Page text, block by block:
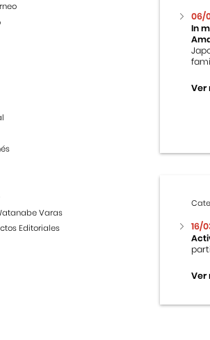
Varas
Editoriales
06/
In
Ver
16/
Ver